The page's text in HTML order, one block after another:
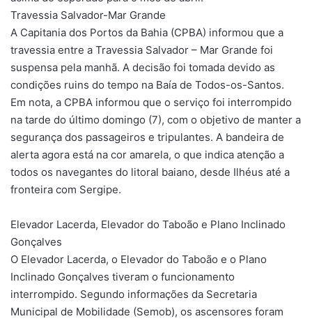
Travessia Salvador-Mar Grande
A Capitania dos Portos da Bahia (CPBA) informou que a
travessia entre a Travessia Salvador – Mar Grande foi
suspensa pela manhã. A decisão foi tomada devido as
condições ruins do tempo na Baía de Todos-os-Santos.
Em nota, a CPBA informou que o serviço foi interrompido
na tarde do último domingo (7), com o objetivo de manter a
segurança dos passageiros e tripulantes. A bandeira de
alerta agora está na cor amarela, o que indica atenção a
todos os navegantes do litoral baiano, desde Ilhéus até a
fronteira com Sergipe.
Elevador Lacerda, Elevador do Taboão e Plano Inclinado
Gonçalves
O Elevador Lacerda, o Elevador do Taboão e o Plano
Inclinado Gonçalves tiveram o funcionamento
interrompido. Segundo informações da Secretaria
Municipal de Mobilidade (Semob), os ascensores foram